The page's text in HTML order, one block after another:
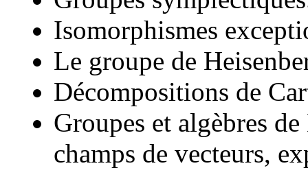
Isomorphismes
Le groupe de
Décompositions de
Groupes et algèbres
champs de vecteurs,